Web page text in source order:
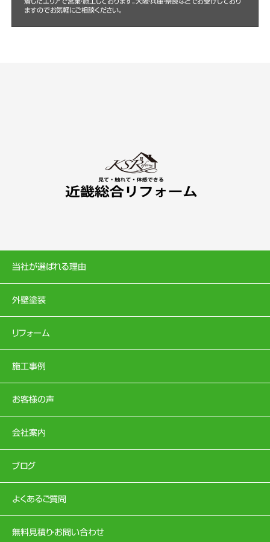
ますのでお気軽にご相談ください。
当社が選ばれる理由
外壁塗装
リフォーム
施工事例
お客様の声
会社案内
ブログ
よくあるご質問
無料見積り・お問い合わせ